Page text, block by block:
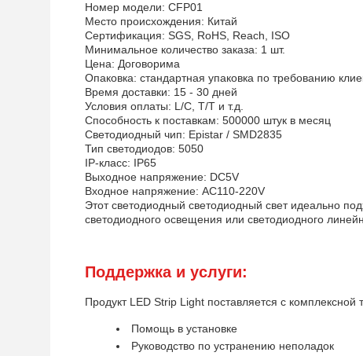
Номер модели: CFP01
Место происхождения: Китай
Сертификация: SGS, RoHS, Reach, ISO
Минимальное количество заказа: 1 шт.
Цена: Договорима
Опаковка: стандартная упаковка по требованию
Время доставки: 15 - 30 дней
Условия оплаты: L/C, T/T и т.д.
Способность к поставкам: 500000 штук в месяц
Светодиодный чип: Epistar / SMD2835
Тип светодиодов: 5050
IP-класс: IP65
Выходное напряжение: DC5V
Входное напряжение: AC110-220V
Этот светодиодный светодиодный свет идеально
светодиодного освещения или светодиодного
Поддержка и услуги:
Продукт LED Strip Light поставляется с
Помощь в установке
Руководство по устранению неполадок